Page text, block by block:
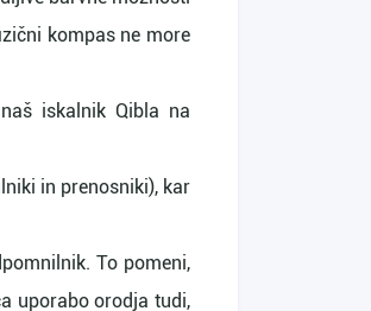
kompas ne more
iskalnik Qibla na
in prenosniki), kar
To pomeni,
uporabo orodja tudi,